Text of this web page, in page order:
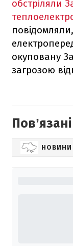
обстріляли
окуповану
загрозою
НОВИНИ